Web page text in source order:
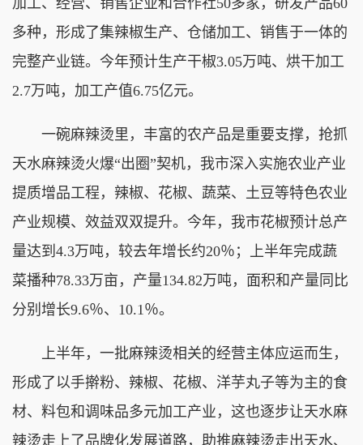
多种，形成了集辣椒生产、仓储加工、销售于一体的
完整产业链。今年预计生产干椒3.05万吨、烘干加工
2.7万吨，加工产值6.75亿元。
一碗麻辣烫里，丰富的农产品是重要支撑，抢抓
天水麻辣烫火爆“出圈”契机，我市深入实施农业产业
提质增品工程，辣椒、花椒、蔬菜、土豆等特色农业
产业规模、效益双双提升。今年，我市花椒预计总产
量达到4.3万吨，较去年增长约20％；上半年完成蔬
菜播种78.33万亩，产量134.82万吨，面积和产量同比
分别增长9.6％、10.1％。
上半年，一批麻辣烫相关的经营主体应运而生，
形成了以手擀粉、辣椒、花椒、洋芋丸子等为主的食
材、料包和调味品多元加工产业，这也逐步让天水麻
辣烫走上了品牌化发展道路，助推麻辣烫走出天水、